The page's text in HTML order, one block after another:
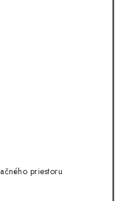
priestoru